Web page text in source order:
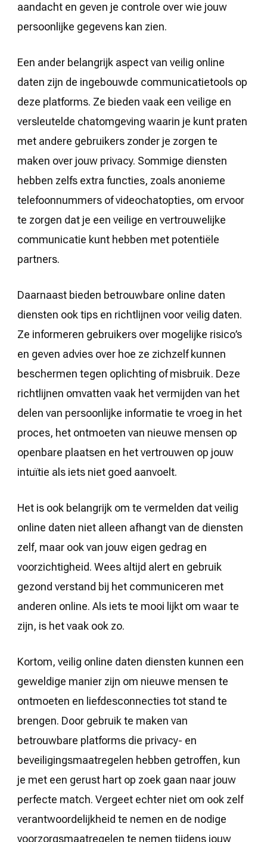
aandacht en geven je controle over wie jouw
persoonlijke gegevens kan zien.
Een ander belangrijk aspect van veilig online
daten zijn de ingebouwde communicatietools op
deze platforms. Ze bieden vaak een veilige en
versleutelde chatomgeving waarin je kunt praten
met andere gebruikers zonder je zorgen te
maken over jouw privacy. Sommige diensten
hebben zelfs extra functies, zoals anonieme
telefoonnummers of videochatopties, om ervoor
te zorgen dat je een veilige en vertrouwelijke
communicatie kunt hebben met potentiële
partners.
Daarnaast bieden betrouwbare online daten
diensten ook tips en richtlijnen voor veilig daten.
Ze informeren gebruikers over mogelijke risico’s
en geven advies over hoe ze zichzelf kunnen
beschermen tegen oplichting of misbruik. Deze
richtlijnen omvatten vaak het vermijden van het
delen van persoonlijke informatie te vroeg in het
proces, het ontmoeten van nieuwe mensen op
openbare plaatsen en het vertrouwen op jouw
intuïtie als iets niet goed aanvoelt.
Het is ook belangrijk om te vermelden dat veilig
online daten niet alleen afhangt van de diensten
zelf, maar ook van jouw eigen gedrag en
voorzichtigheid. Wees altijd alert en gebruik
gezond verstand bij het communiceren met
anderen online. Als iets te mooi lijkt om waar te
zijn, is het vaak ook zo.
Kortom, veilig online daten diensten kunnen een
geweldige manier zijn om nieuwe mensen te
ontmoeten en liefdesconnecties tot stand te
brengen. Door gebruik te maken van
betrouwbare platforms die privacy- en
beveiligingsmaatregelen hebben getroffen, kun
je met een gerust hart op zoek gaan naar jouw
perfecte match. Vergeet echter niet om ook zelf
verantwoordelijkheid te nemen en de nodige
voorzorgsmaatregelen te nemen tijdens jouw